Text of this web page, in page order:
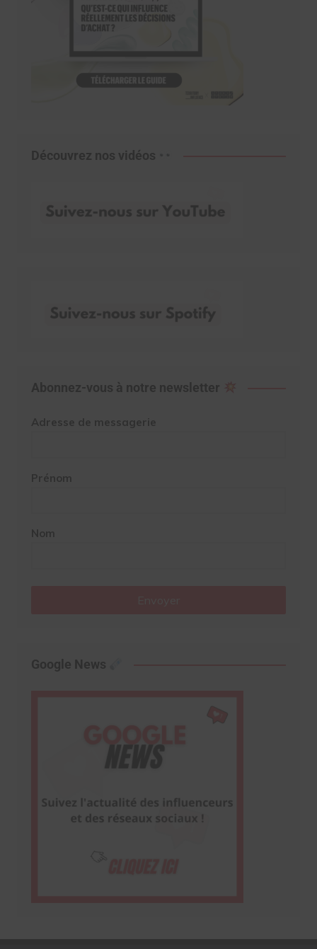
Découvrez nos vidéos
Abonnez-vous à notre newsletter
Adresse de messagerie
Prénom
Nom
Google News